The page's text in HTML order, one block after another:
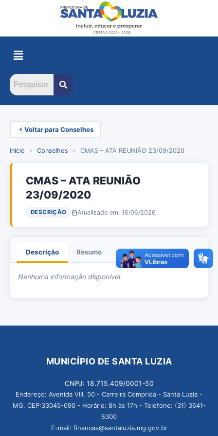
Voltar para Conselhos
Início » Conselhos » CMAS – ATA REUNIÃO 23/09/2020
CMAS – ATA REUNIÃO
23/09/2020
DESCRIÇÃO Atualizado em: 16/06/2026
Descrição Resumo Anexos
Nenhuma informação disponível.
MUNICÍPIO DE SANTA LUZIA
CNPJ: 18.715.409/0001-50
Endereço: Avenida VIII, 50 - Carreira Comprida - Santa Luzia -
MG, CEP:33045-090 - Horário: 8h às 17h - Telefone: (31) 3641-
5300
E-mail: financas@santaluzia.mg.gov.br